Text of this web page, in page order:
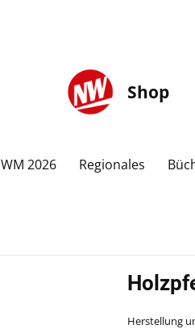
Shop
WM 2026 Regionales
Herstellung